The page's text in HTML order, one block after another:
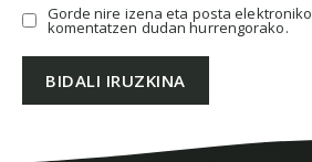
Gorde nire izena eta posta
komentatzen dudan hurrengorako.